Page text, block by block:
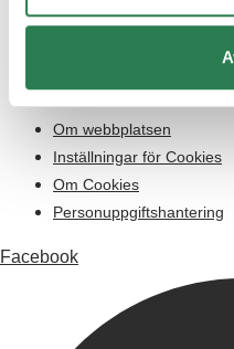
Inställningar för Cookies
Om webbplatsen
Inställningar för Cookies
Om Cookies
Personuppgiftshantering
Facebook